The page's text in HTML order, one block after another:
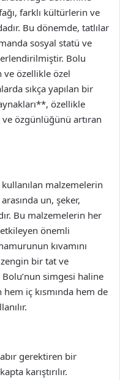
farklı kültürlerin ve
Bu dönemde, tatlılar
sosyal statü ve
Bolu
ve özellikle özel
sıkça yapılan bir
özellikle
ve özgünlüğünü artıran
kullanılan malzemelerin
un, şeker,
Bu malzemelerin her
önemli
kıvamını
bir tat ve
Bolu’nun simgesi haline
iç kısmında hem de
gerektiren bir
karıştırılır.